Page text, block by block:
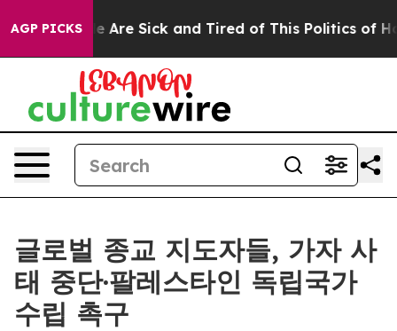
AGP PICKS
“People Are Sick and Tired of This Politics of
글로벌 종교 지도자들, 가자 사
태 중단·팔레스타인 독립국가
수립 촉구